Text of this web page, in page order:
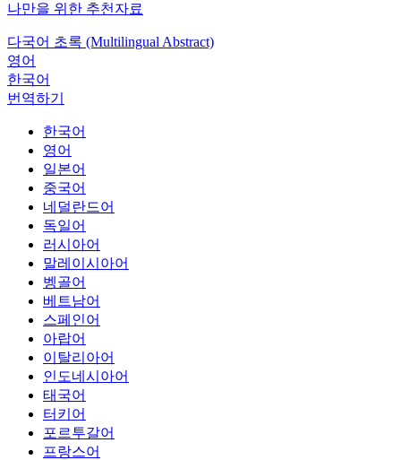
나만을 위한 추천자료
다국어 초록 (Multilingual Abstract)
영어
한국어
번역하기
한국어
영어
일본어
중국어
네덜란드어
독일어
러시아어
말레이시아어
벵골어
베트남어
스페인어
아랍어
이탈리아어
인도네시아어
태국어
터키어
포르투갈어
프랑스어